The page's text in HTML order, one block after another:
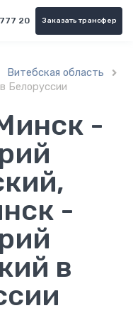
20 Заказать трансфер
Витебская область 
Белоруссии
-
-
в